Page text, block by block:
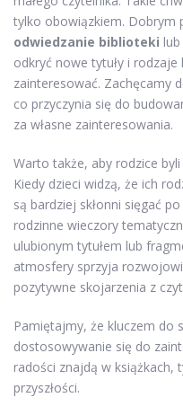
tylko obowiązkiem. Dobrym
odwiedzanie biblioteki
odkryć nowe tytuły i
zainteresować. Zachęcamy
co przyczynia się do
za własne zainteresowania.
Warto także, aby rodzice byli
Kiedy dzieci widzą, że ich
są bardziej skłonni sięgać
rodzinne wieczory
ulubionym tytułem lub
atmosfery sprzyja
pozytywne skojarzenia z
Pamiętajmy, że kluczem do
dostosowywanie się do
radości znajdą w książkach,
przyszłości.